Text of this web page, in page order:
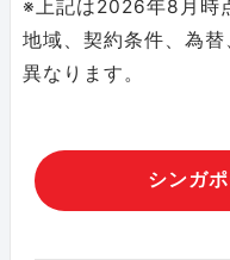
※上記は2026年8月時
地域、契約条件、為
異なります。
シンガ